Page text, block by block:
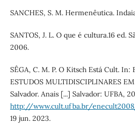
SANCHES, S. M. Hermenêutica.
SANTOS, J. L. O que é cultura.16 ed.
2006.
SÊGA, C. M. P. O Kitsch Está Cult. In:
ESTUDOS MULTIDISCIPLINARES
Salvador. Anais [...] Salvador: UFBA,
http://www.cult.ufba.br/
19 jun. 2023.